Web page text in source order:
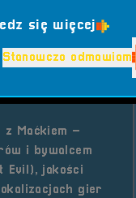
2025-09-08
z Maćkiem –
i bywalcem
Evil), jakości
gier
się więcej
Stanowczo odmawiam